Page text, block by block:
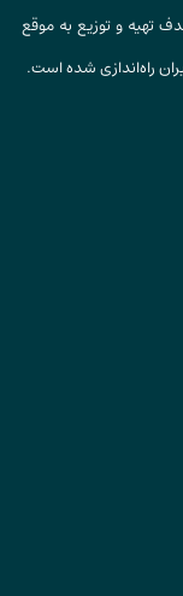
تهیه و توزیع به موقع
راه‌اندازی شده است.